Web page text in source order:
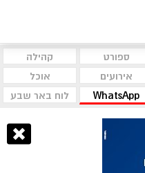
ספורט
קהילה
אירועים
אוכל
WhatsApp לוח באר שבע